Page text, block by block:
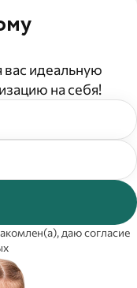
идеальную
на себя!
даю согласие